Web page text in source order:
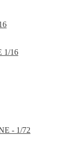
1/16
- 1/72